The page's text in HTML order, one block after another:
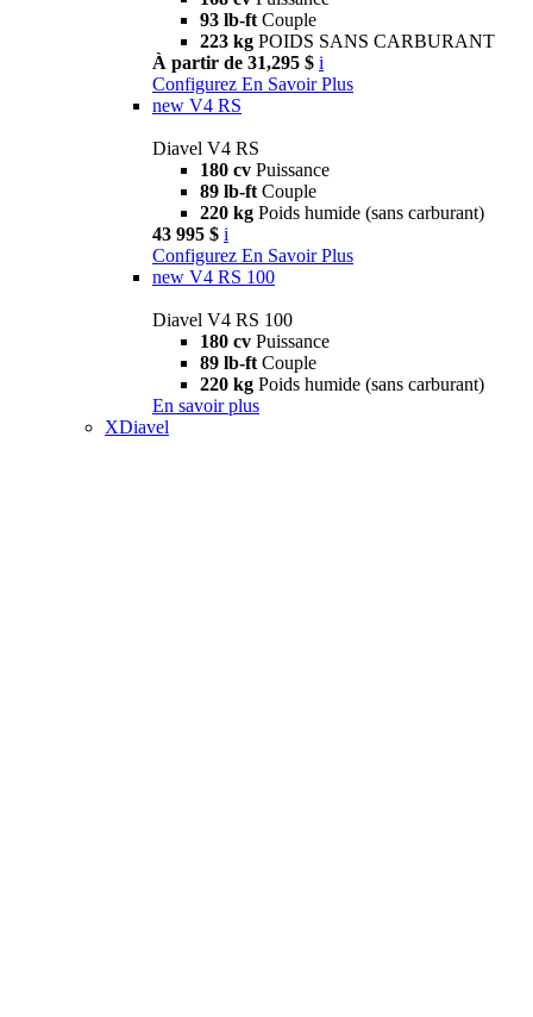
93 lb-ft Couple
223 kg POIDS SANS CARBURANT
À partir de 31,295 $ i
Configurez En Savoir Plus
new V4 RS
Diavel V4 RS
180 cv Puissance
89 lb-ft Couple
220 kg Poids humide (sans carburant)
43 995 $ i
Configurez En Savoir Plus
new V4 RS 100
Diavel V4 RS 100
180 cv Puissance
89 lb-ft Couple
220 kg Poids humide (sans carburant)
En savoir plus
XDiavel